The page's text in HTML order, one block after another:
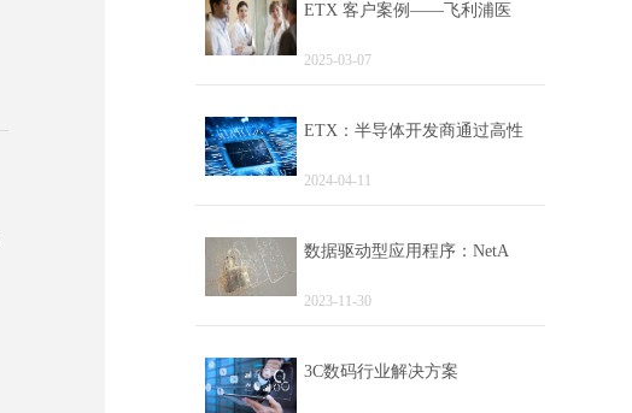
ETX 客户案例——飞利浦医
2025-03-07
ETX：半导体开发商通过高性
2024-04-11
数据驱动型应用程序：NetA
2023-11-30
3C数码行业解决方案